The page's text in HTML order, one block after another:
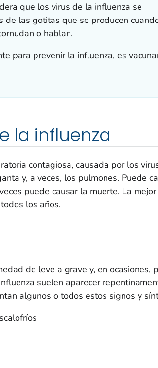
que los virus de la influenza se
de las gotitas que se producen
o hablan.
para prevenir la influenza, es
la influenza
contagiosa, causada por los
y, a veces, los pulmones. Puede
puede causar la muerte. La
todos los años.
de leve a grave y, en ocasiones,
suelen aparecer
algunos o todos estos signos y